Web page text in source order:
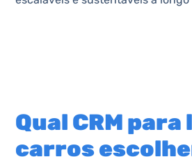
Qual CRM para
carros